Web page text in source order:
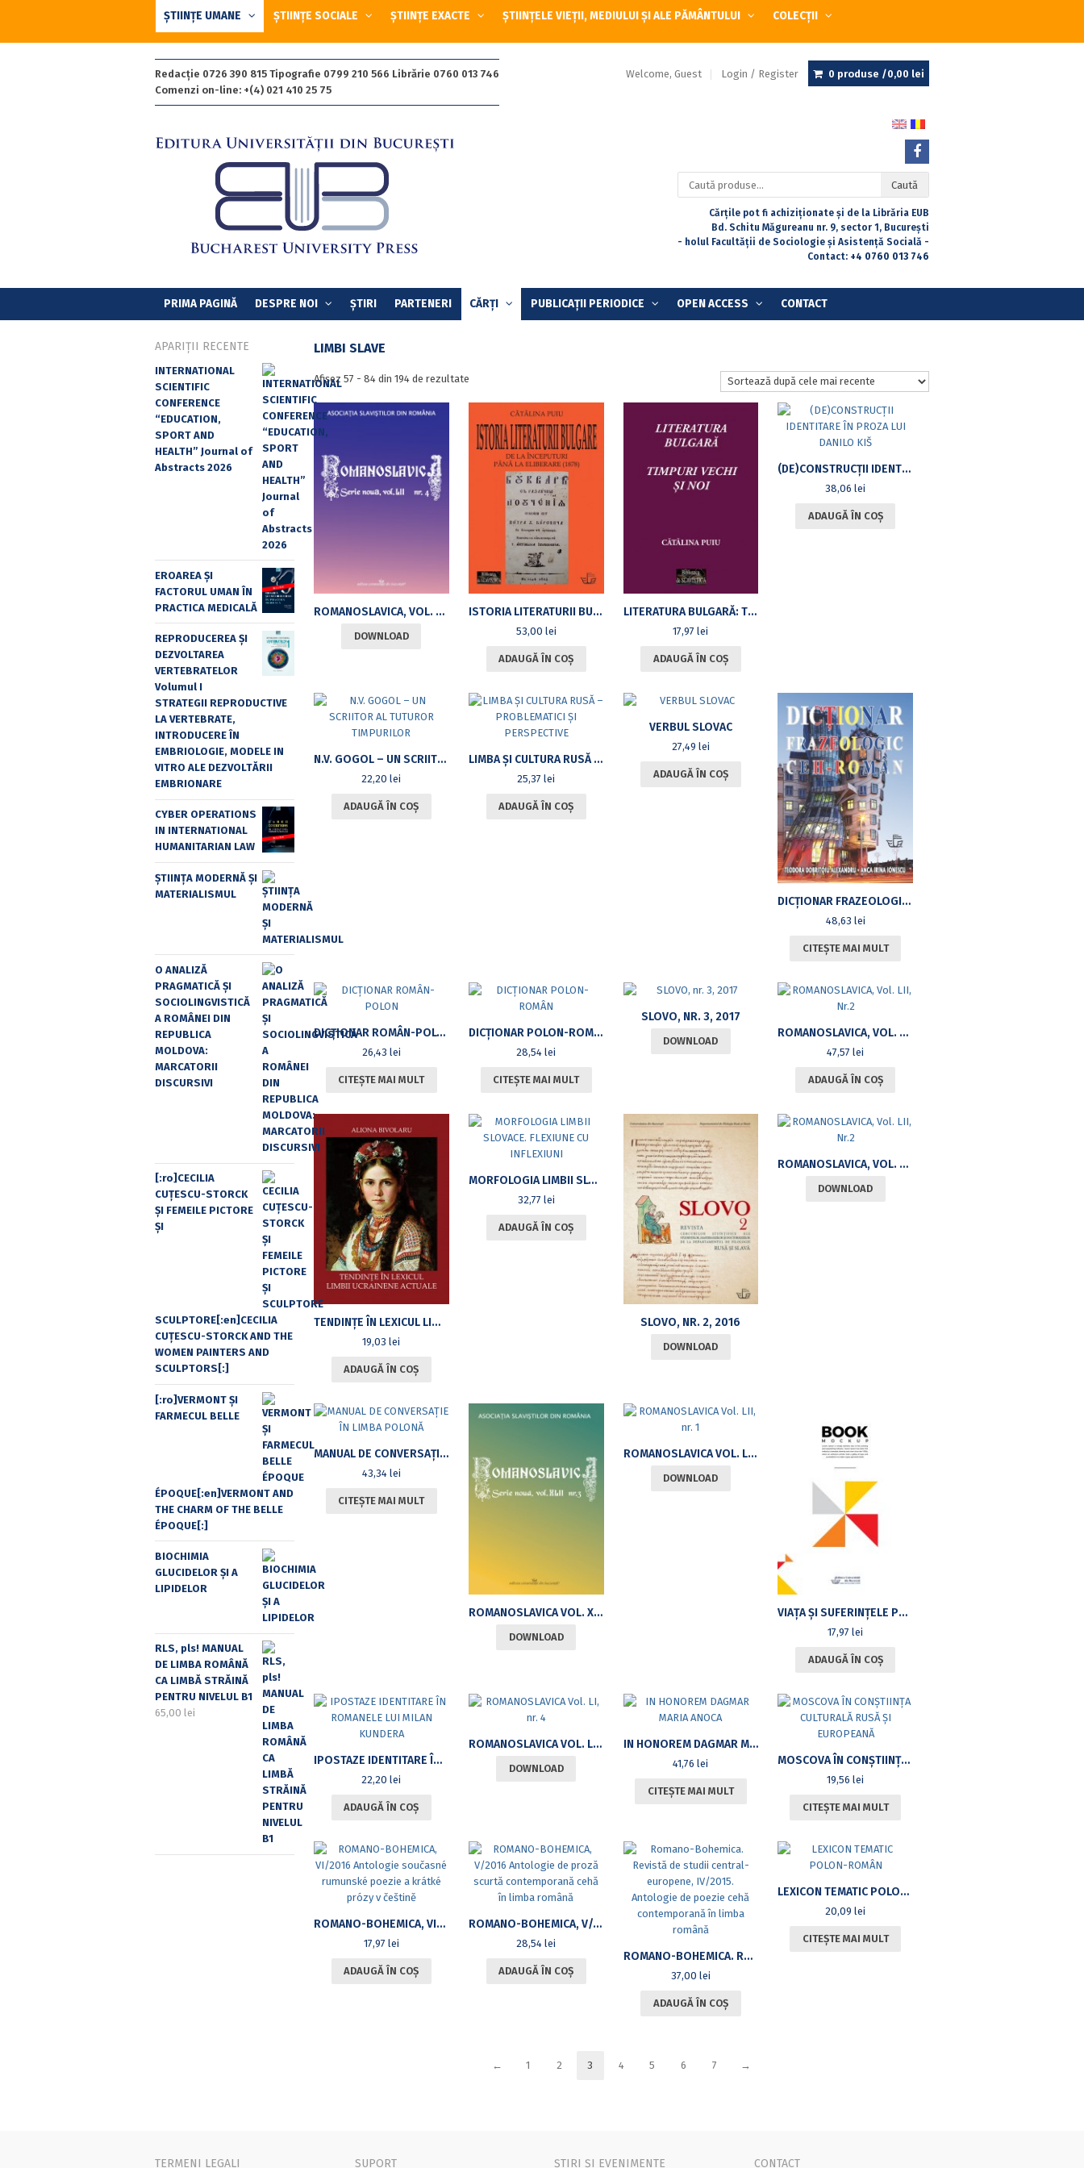
ȘTIINȚE UMANE ȘTIINȚE SOCIALE ȘTIINȚE EXACTE ȘTIINȚELE VIEȚII, MEDIULUI ȘI ALE PĂMÂNTULUI COLECȚII
Redacție 0726 390 815 Tipografie 0799 210 566 Librărie 0760 013 746
Comenzi on-line: +(4) 021 410 25 75
Welcome, Guest Login / Register 0 produse /0,00 lei
Caută
după:
Caută
Cărțile pot fi achiziționate și de la Librăria EUB
Bd. Schitu Măgureanu nr. 9, sector 1, București
- holul Facultății de Sociologie și Asistență Socială -
Contact: +4 0760 013 746
PRIMA PAGINĂ DESPRE NOI ȘTIRI PARTENERI CĂRȚI PUBLICAȚII PERIODICE OPEN ACCESS CONTACT
LIMBI SLAVE
Afișez 57 - 84 din 194 de rezultateSortat
mai
recente
ROMANOSLAVICA, VOL. LII NR. 4
DOWNLOAD
ISTORIA LITERATURII BULGARE DE LA ÎNCEPUTURI PÂNĂ LA ELIBERARE (1878)
53,00 lei
ADAUGĂ ÎN COȘ
LITERATURA BULGARĂ: TIMPURI VECHI ŞI NOI
17,97lei
ADAUGĂ ÎN COȘ
(DE)CONSTRUCŢII IDENTITARE ÎN PROZA LUI DANILO KIŠ
38,06lei
ADAUGĂ ÎN COȘ
N.V. GOGOL – UN SCRIITOR AL TUTUROR TIMPURILOR
22,20lei
ADAUGĂ ÎN COȘ
LIMBA ŞI CULTURA RUSĂ – PROBLEMATICI ŞI PERSPECTIVE
25,37lei
ADAUGĂ ÎN COȘ
VERBUL SLOVAC
27,49 lei
ADAUGĂ ÎN COȘ
DICŢIONAR FRAZEOLOGIC CEH-ROMÂN
48,63 lei
CITEȘTE MAI MULT
DICŢIONAR ROMÂN-POLON
26,43 lei
CITEȘTE MAI MULT
DICŢIONAR POLON-ROMÂN
28,54lei
CITEȘTE MAI MULT
SLOVO, NR. 3, 2017
DOWNLOAD
ROMANOSLAVICA, VOL. LII, NR.2
47,57lei
ADAUGĂ ÎN COȘ
TENDINŢE ÎN LEXICUL LIMBII UCRAINENE ACTUALE
19,03lei
ADAUGĂ ÎN COȘ
MORFOLOGIA LIMBII SLOVACE. FLEXIUNE CU INFLEXIUNI
32,77 lei
ADAUGĂ ÎN COȘ
SLOVO, NR. 2, 2016
DOWNLOAD
ROMANOSLAVICA, VOL. LII, NR.2
DOWNLOAD
MANUAL DE CONVERSAŢIE ÎN LIMBA POLONĂ
43,34 lei
CITEȘTE MAI MULT
ROMANOSLAVICA VOL. XLII, NR.3
DOWNLOAD
ROMANOSLAVICA VOL. LII, NR. 1
DOWNLOAD
VIAŢA ŞI SUFERINŢELE PĂCĂTOSULUI SOFRONIE/ZHITIE I STRADANIIA GRESHNAGO SOFRONIIA (ED. BILINGVĂ ŞI NOTE)
17,97lei
ADAUGĂ ÎN COȘ
IPOSTAZE IDENTITARE ÎN ROMANELE LUI MILAN KUNDERA
22,20lei
ADAUGĂ ÎN COȘ
ROMANOSLAVICA VOL. LI, NR. 4
DOWNLOAD
IN HONOREM DAGMAR MARIA ANOCA
41,76lei
CITEȘTE MAI MULT
MOSCOVA ÎN CONŞTIINŢA CULTURALĂ RUSĂ ŞI EUROPEANĂ
19,56lei
CITEȘTE MAI MULT
ROMANO-BOHEMICA, VI/2016 ANTOLOGIE SOUČASNÉ RUMUNSKÉ POEZIE A KRÁTKÉ PRÓZY V ČEŠTINĚ
17,97 lei
ADAUGĂ ÎN COȘ
ROMANO-BOHEMICA, V/2016 ANTOLOGIE DE PROZĂ SCURTĂ CONTEMPORANĂ CEHĂ ÎN LIMBA ROMÂNĂ
28,54lei
ADAUGĂ ÎN COȘ
ROMANO-BOHEMICA. REVISTĂ DE STUDII CENTRAL-EUROPENE, IV/2015. ANTOLOGIE DE POEZIE CEHĂ CONTEMPORANĂ ÎN LIMBA ROMÂNĂ
37,00 lei
ADAUGĂ ÎN COȘ
LEXICON TEMATIC POLON-ROMÂN
20,09lei
CITEȘTE MAI MULT
← 1 2 3 4 5 6 7 →
APARIȚII RECENTE
INTERNATIONAL
SCIENTIFIC
CONFERENCE
“EDUCATION,
SPORT AND
HEALTH” Journal of
Abstracts 2026
EROAREA ȘI
FACTORUL UMAN ÎN
PRACTICA MEDICALĂ
REPRODUCEREA ȘI
DEZVOLTAREA
VERTEBRATELOR
Volumul I
STRATEGII REPRODUCTIVE
LA VERTEBRATE,
INTRODUCERE ÎN
EMBRIOLOGIE, MODELE IN
VITRO ALE DEZVOLTĂRII
EMBRIONARE
CYBER OPERATIONS
IN INTERNATIONAL
HUMANITARIAN LAW
ȘTIINȚA MODERNĂ ȘI
MATERIALISMUL
O ANALIZĂ
PRAGMATICĂ ȘI
SOCIOLINGVISTICĂ
A ROMÂNEI DIN
REPUBLICA
MOLDOVA:
MARCATORII
DISCURSIVI
[:ro]CECILIA
CUŢESCU-STORCK
ŞI FEMEILE PICTORE
ŞI
SCULPTORE[:en]CECILIA
CUŢESCU-STORCK AND THE
WOMEN PAINTERS AND
SCULPTORS[:]
[:ro]VERMONT ȘI
FARMECUL BELLE
ÉPOQUE[:en]VERMONT AND
THE CHARM OF THE BELLE
ÉPOQUE[:]
BIOCHIMIA
GLUCIDELOR ȘI A
LIPIDELOR
RLS, pls! MANUAL
DE LIMBA ROMÂNĂ
CA LIMBĂ STRĂINĂ
PENTRU NIVELUL B1
65,00 lei
TERMENI LEGALI SUPORT ȘTIRI ȘI EVENIMENTE CONTACT